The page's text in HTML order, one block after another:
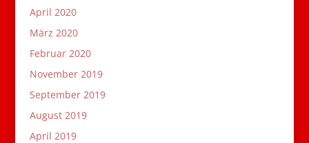
April 2020
März 2020
Februar 2020
November 2019
September 2019
August 2019
April 2019